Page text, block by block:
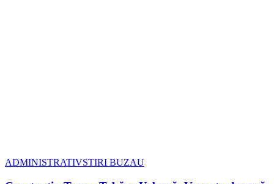
ADMINISTRATIVSTIRI BUZAU